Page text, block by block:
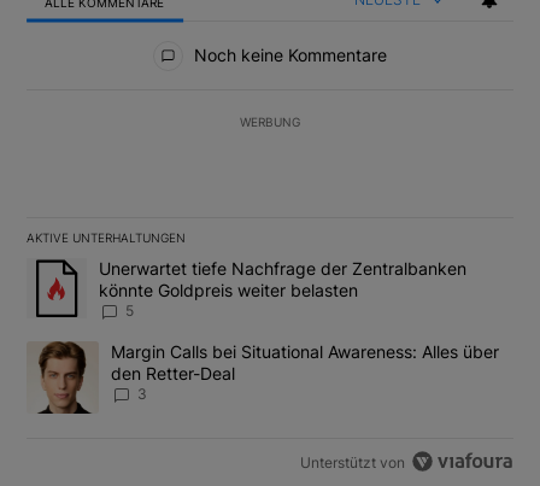
Noch keine Kommentare
WERBUNG
AKTIVE UNTERHALTUNGEN
Das Folgende ist eine Liste der am meisten kommentierten
Ein Trendartikel mit dem Titel "Unerwartet tiefe Nachfrage der
Unerwartet tiefe Nachfrage der Zentralbanken
könnte Goldpreis weiter belasten
5
Ein Trendartikel mit dem Titel "Margin Calls bei Situational
Margin Calls bei Situational Awareness: Alles über
den Retter-Deal
3
Unterstützt von